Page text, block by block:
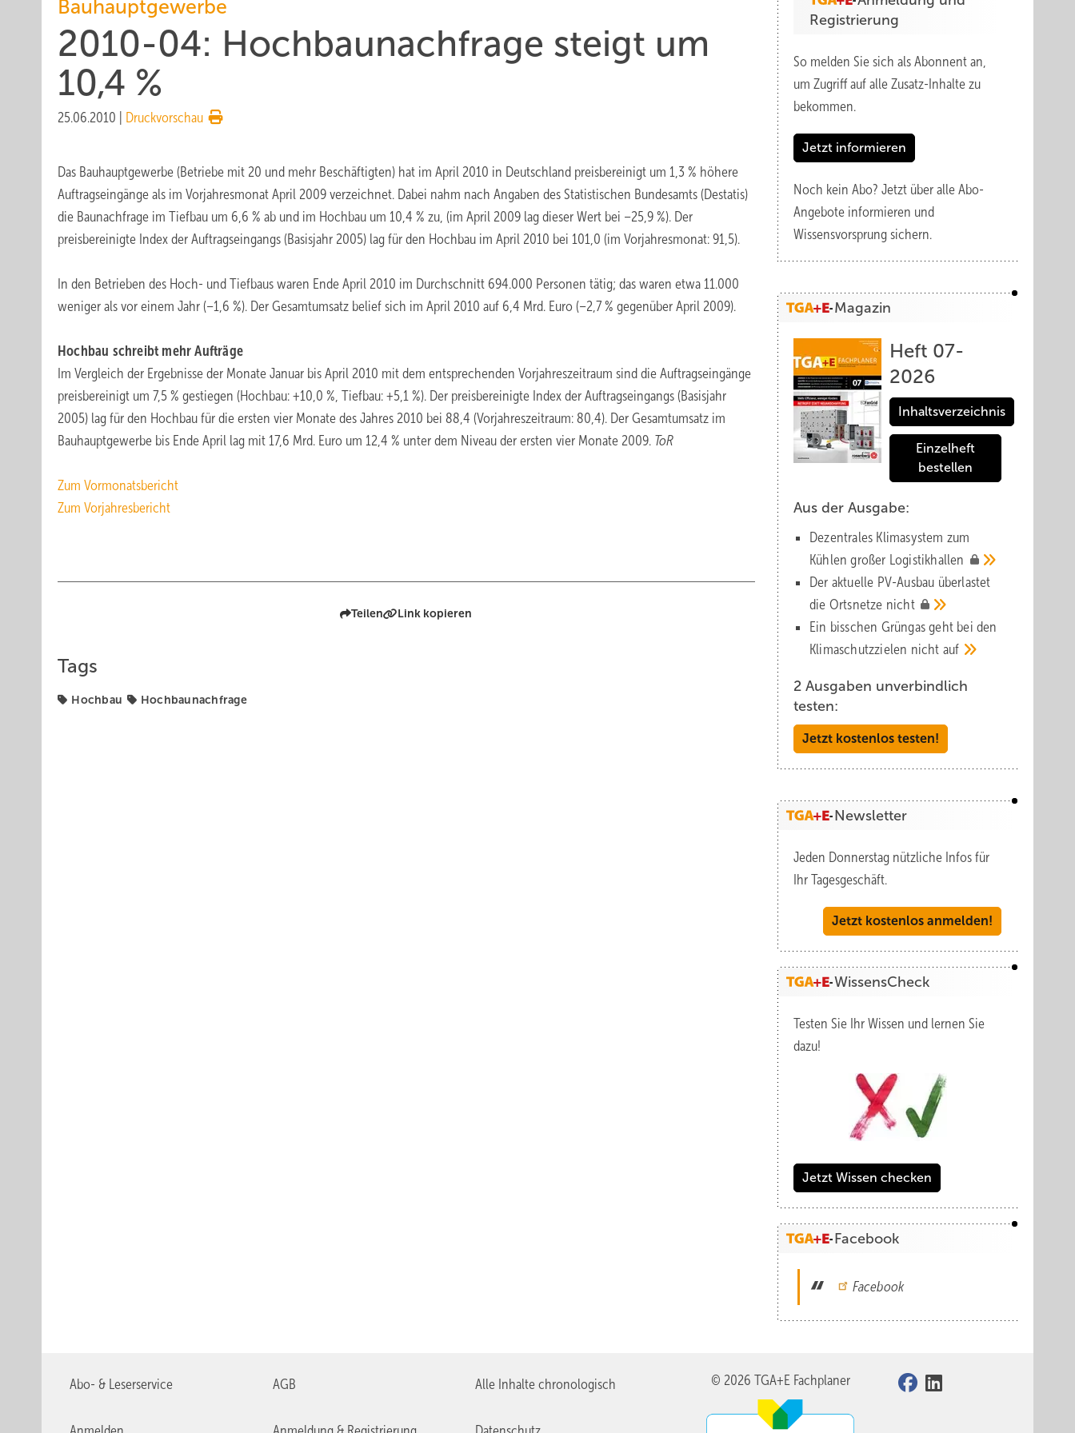
Bauhauptgewerbe
2010-04: Hochbaunachfrage steigt um
10,4 %
25.06.2010 Druckvorschau
Das Bauhauptgewerbe (Betriebe mit 20 und mehr Beschäftigten) hat im April 2010 in Deutschland preisbereinigt um 1,3 % höhere
Auftragseingänge als im Vorjahresmonat April 2009 verzeichnet. Dabei nahm nach Angaben des Statistischen Bundesamts (Destatis)
die Baunachfrage im Tiefbau um 6,6 % ab und im Hochbau um 10,4 % zu, (im April 2009 lag dieser Wert bei –25,9 %). Der
preisbereinigte Index der Auftragseingangs (Basisjahr 2005) lag für den Hochbau im April 2010 bei 101,0 (im Vorjahresmonat: 91,5).
In den Betrieben des Hoch- und Tiefbaus waren Ende April 2010 im Durchschnitt 694.000 Personen tätig; das waren etwa 11.000
weniger als vor einem Jahr (–1,6 %). Der Gesamtumsatz belief sich im April 2010 auf 6,4 Mrd. Euro (–2,7 % gegenüber April 2009).
Hochbau schreibt mehr Aufträge
Im Vergleich der Ergebnisse der Monate Januar bis April 2010 mit dem entsprechenden Vorjahreszeitraum sind die Auftragseingänge
preisbereinigt um 7,5 % gestiegen (Hochbau: +10,0 %, Tiefbau: +5,1 %). Der preisbereinigte Index der Auftragseingangs (Basisjahr
2005) lag für den Hochbau für die ersten vier Monate des Jahres 2010 bei 88,4 (Vorjahreszeitraum: 80,4). Der Gesamtumsatz im
Bauhauptgewerbe bis Ende April lag mit 17,6 Mrd. Euro um 12,4 % unter dem Niveau der ersten vier Monate 2009. ToR
Zum Vormonatsbericht
Zum Vorjahresbericht
Teilen Link kopieren
Tags
Hochbau Hochbaunachfrage
Registrierung
So melden Sie sich als Abonnent an,
um Zugriff auf alle Zusatz-Inhalte zu
bekommen.
Jetzt informieren
Noch kein Abo? Jetzt über alle Abo-
Angebote informieren und
Wissensvorsprung sichern.
Magazin
Heft 07-
2026
Inhaltsverzeichnis
Einzelheft
bestellen
Aus der Ausgabe:
Dezentrales Klimasystem zum
Kühlen großer Logistik­hallen
Der aktuelle PV-Ausbau über­lastet
die Orts­netze nicht
Ein bisschen Grüngas geht bei den
Klima­schutz­zielen nicht auf
2 Ausgaben unverbindlich
testen:
Jetzt kostenlos testen!
Newsletter
Jeden Donnerstag nützliche Infos für
Ihr Tagesgeschäft.
Jetzt kostenlos anmelden!
WissensCheck
Testen Sie Ihr Wissen und lernen Sie
dazu!
Jetzt Wissen checken
Facebook
Facebook
Abo- & Leserservice AGB Alle Inhalte chronologisch © 2026 TGA+E Fachplaner